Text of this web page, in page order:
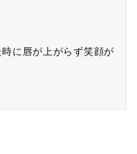
に唇が上がらず笑顔が